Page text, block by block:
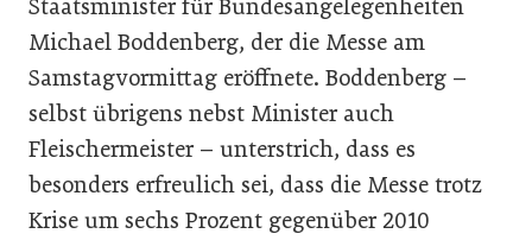
Staatsminister für Bundesangelegenheiten
Michael Boddenberg, der die Messe am
Samstagvormittag eröffnete. Boddenberg –
selbst übrigens nebst Minister auch
Fleischermeister – unterstrich, dass es
besonders erfreulich sei, dass die Messe trotz
Krise um sechs Prozent gegenüber 2010